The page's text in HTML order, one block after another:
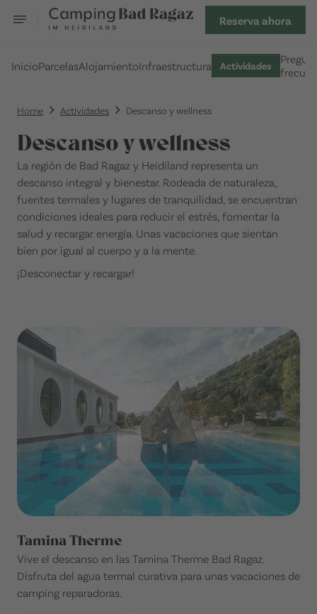
Reserva ahora
InicioParcelasAlojamientoInfraestructura Actividades
Home Actividades Descanso y wellness
Descanso y wellness
La región de Bad Ragaz y Heidiland representa un
descanso integral y bienestar. Rodeada de naturaleza,
fuentes termales y lugares de tranquilidad, se encuentran
condiciones ideales para reducir el estrés, fomentar la
salud y recargar energía. Unas vacaciones que sientan
bien por igual al cuerpo y a la mente.
¡Desconectar y recargar!
Tamina Therme
Vive el descanso en las Tamina Therme Bad Ragaz.
Disfruta del agua termal curativa para unas vacaciones de
camping reparadoras.